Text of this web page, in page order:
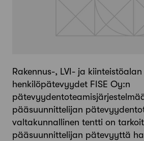
Rakennus-, LVI- ja kiinteistöalan
henkilöpätevyydet FISE Oy:n
pääsuunnittelijan
valtakunnallinen tentti on
pääsuunnittelijan pätevyyttä